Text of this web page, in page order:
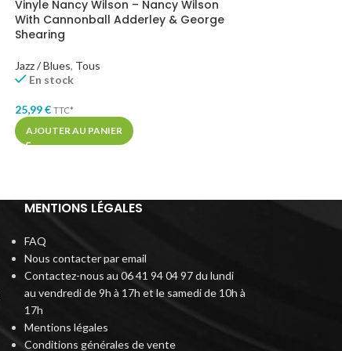
Vinyle Nancy Wilson – Nancy Wilson
With Cannonball Adderley & George
Shearing
Jazz / Blues, Tous
En stock
25,99€ TTC*
AJOUTER AU PANIER
MENTIONS LÉGALES
FAQ
Nous contacter par email
Contactez-nous au 06 41 94 04 97 du lundi
au vendredi de 9h à 17h et le samedi de 10h à
17h
Mentions légales
Conditions générales de vente